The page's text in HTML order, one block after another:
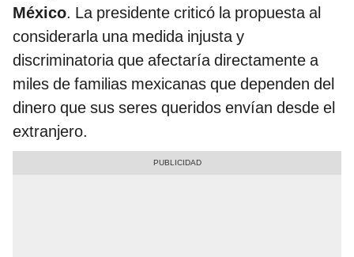
México. La presidente criticó la propuesta al
considerarla una medida injusta y
discriminatoria que afectaría directamente a
miles de familias mexicanas que dependen del
dinero que sus seres queridos envían desde el
extranjero.